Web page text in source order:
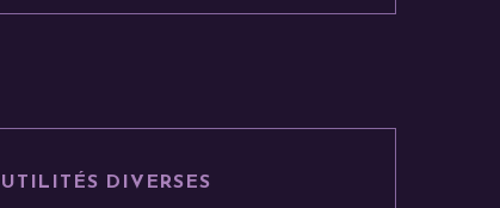
UTILITÉS DIVERSES